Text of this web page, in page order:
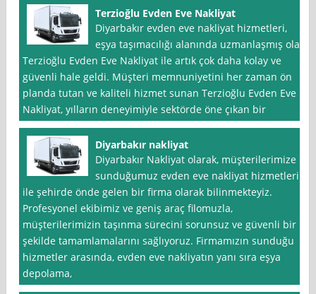
Terzioğlu Evden Eve Nakliyat
Diyarbakır evden eve nakliyat hizmetleri,
eşya taşımacılığı alanında uzmanlaşmış olan
Terzioğlu Evden Eve Nakliyat ile artık çok daha kolay ve
güvenli hale geldi. Müşteri memnuniyetini her zaman ön
planda tutan ve kaliteli hizmet sunan Terzioğlu Evden Eve
Nakliyat, yılların deneyimiyle sektörde öne çıkan bir
Diyarbakır nakliyat
Diyarbakır Nakliyat olarak, müşterilerimize
sunduğumuz evden eve nakliyat hizmetleri
ile şehirde önde gelen bir firma olarak bilinmekteyiz.
Profesyonel ekibimiz ve geniş araç filomuzla,
müşterilerimizin taşınma sürecini sorunsuz ve güvenli bir
şekilde tamamlamalarını sağlıyoruz. Firmamızın sunduğu
hizmetler arasında, evden eve nakliyatın yanı sıra eşya
depolama,